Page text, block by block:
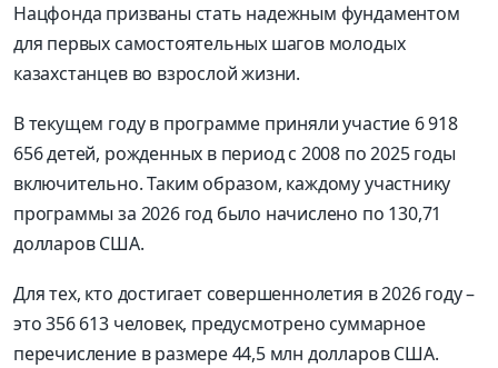
Нацфонда призваны стать надежным фундаментом
для первых самостоятельных шагов молодых
казахстанцев во взрослой жизни.
В текущем году в программе приняли участие 6 918
656 детей, рожденных в период с 2008 по 2025 годы
включительно. Таким образом, каждому участнику
программы за 2026 год было начислено по 130,71
долларов США.
Для тех, кто достигает совершеннолетия в 2026 году –
это 356 613 человек, предусмотрено суммарное
перечисление в размере 44,5 млн долларов США.